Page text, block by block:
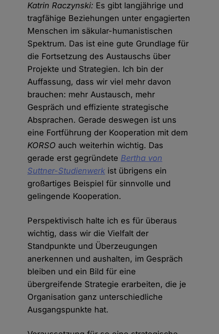
Katrin Raczynski: Es gibt langjährige und
tragfähige Beziehungen unter engagierten
Menschen im säkular-humanistischen
Spektrum. Das ist eine gute Grundlage für
die Fortsetzung des Austauschs über
Projekte und Strategien. Ich bin der
Auffassung, dass wir viel mehr davon
brauchen: mehr Austausch, mehr
Gespräch und effiziente strategische
Absprachen. Gerade deswegen ist uns
eine Fortführung der Kooperation mit dem
KORSOauch weiterhin wichtig. Das
gerade erst gegründete Bertha von
Suttner-Studienwerk ist übrigens ein
großartiges Beispiel für sinnvolle und
gelingende Kooperation.
Perspektivisch halte ich es für überaus
wichtig, dass wir die Vielfalt der
Standpunkte und Überzeugungen
anerkennen und aushalten, im Gespräch
bleiben und ein Bild für eine
übergreifende Strategie erarbeiten, die je
Organisation ganz unterschiedliche
Ausgangspunkte hat.